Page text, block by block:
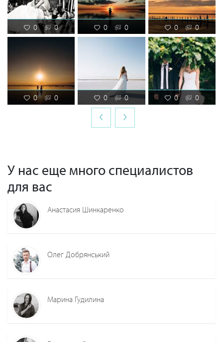
0 0 0 0 0 0
0 0 0 0 0 0
‹ ›
У нас еще много специалистов
для вас
Анастасия Шинкаренко
Олег Добрянський
Марина Гудилина